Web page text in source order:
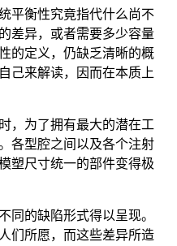
平衡性究竟指代什么尚不
差异，或者需要多少容量
的定义，仍缺乏清晰的概
己来解读，因而在本质上
，为了拥有最大的潜在工
各型腔之间以及各个注射
塑尺寸统一的部件变得极
同的缺陷形式得以呈现。
们所愿，而这些差异所造